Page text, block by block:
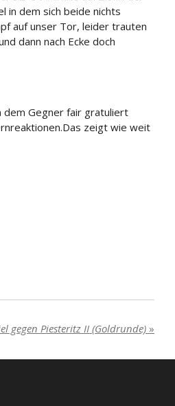
in dem sich beide nichts
auf unser Tor, leider trauten
dann nach Ecke doch
dem Gegner fair gratuliert
Das zeigt wie weit
gegen Piesteritz II (Goldrunde) »